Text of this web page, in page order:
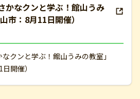
かなクンと学ぶ！館山うみ
市：8月11日開催）
クンと学ぶ！館山うみの教室」
開催）